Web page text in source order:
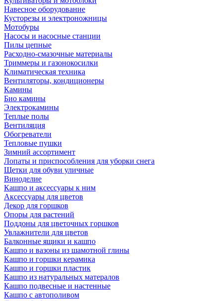
Навесное оборудование
Кусторезы и электроножницы
Мотобуры
Насосы и насосные станции
Пилы цепные
Расходно-смазочные материалы
Триммеры и газонокосилки
Климатическая техника
Вентиляторы, кондиционеры
Камины
Био камины
Электрокамины
Теплые полы
Вентиляция
Обогреватели
Тепловые пушки
Зимний ассортимент
Лопаты и приспособления для уборки снега
Щетки для обуви уличные
Виноделие
Кашпо и аксессуары к ним
Аксессуары для цветов
Декор для горшков
Опоры для растений
Поддоны для цветочных горшков
Увлажнители для цветов
Балконные ящики и кашпо
Кашпо и вазоны из шамотной глины
Кашпо и горшки керамика
Кашпо и горшки пластик
Кашпо из натуральных матералов
Кашпо подвесные и настенные
Кашпо с автополивом